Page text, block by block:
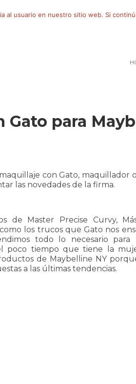
Gato para
con Gato, maquillador
las novedades de la firma.
Master Precise Curvy,
los trucos que Gato nos
todo lo necesario para
poco tiempo que tiene la
de Maybelline NY
a las últimas tendencias.
al usuario en nuestro sitio web. Si